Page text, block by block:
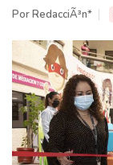
Por RedacciÃ³n*